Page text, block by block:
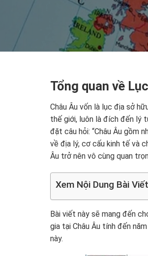
Tổng quan về
Châu Âu vốn là lục địa sở
thế giới, luôn là đích đến lý
đặt câu hỏi: “Châu Âu gồm
về địa lý, cơ cấu kinh tế và
Âu trở nên vô cùng quan
Xem Nội Dung Bài Viết
Bài viết này sẽ mang đến
gia tại Châu Âu tính đến
này.